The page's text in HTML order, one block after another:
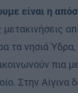
είναι η
μετακινήσεις
τα νησιά
πια
Στην Αίγινα